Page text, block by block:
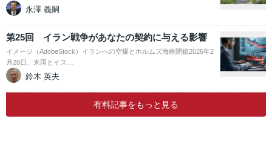
永澤 義嗣
第25回 イラン戦争があなたの契約に与える影響
イメージ（AdobeStock）イランへの空爆とホルムズ海峡閉鎖2026年2
月28日、米国とイス…
鈴木 英夫
有料記事をもっと見る